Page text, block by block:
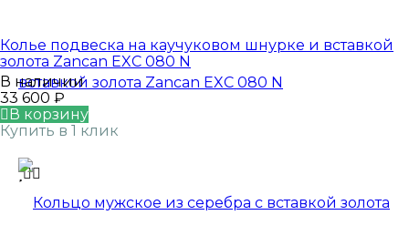
Колье подвеска на каучуковом шнурке и вставкой
золота Zancan EXC 080 N
В наличии
33 600 ₽
В корзину
Купить в 1 клик